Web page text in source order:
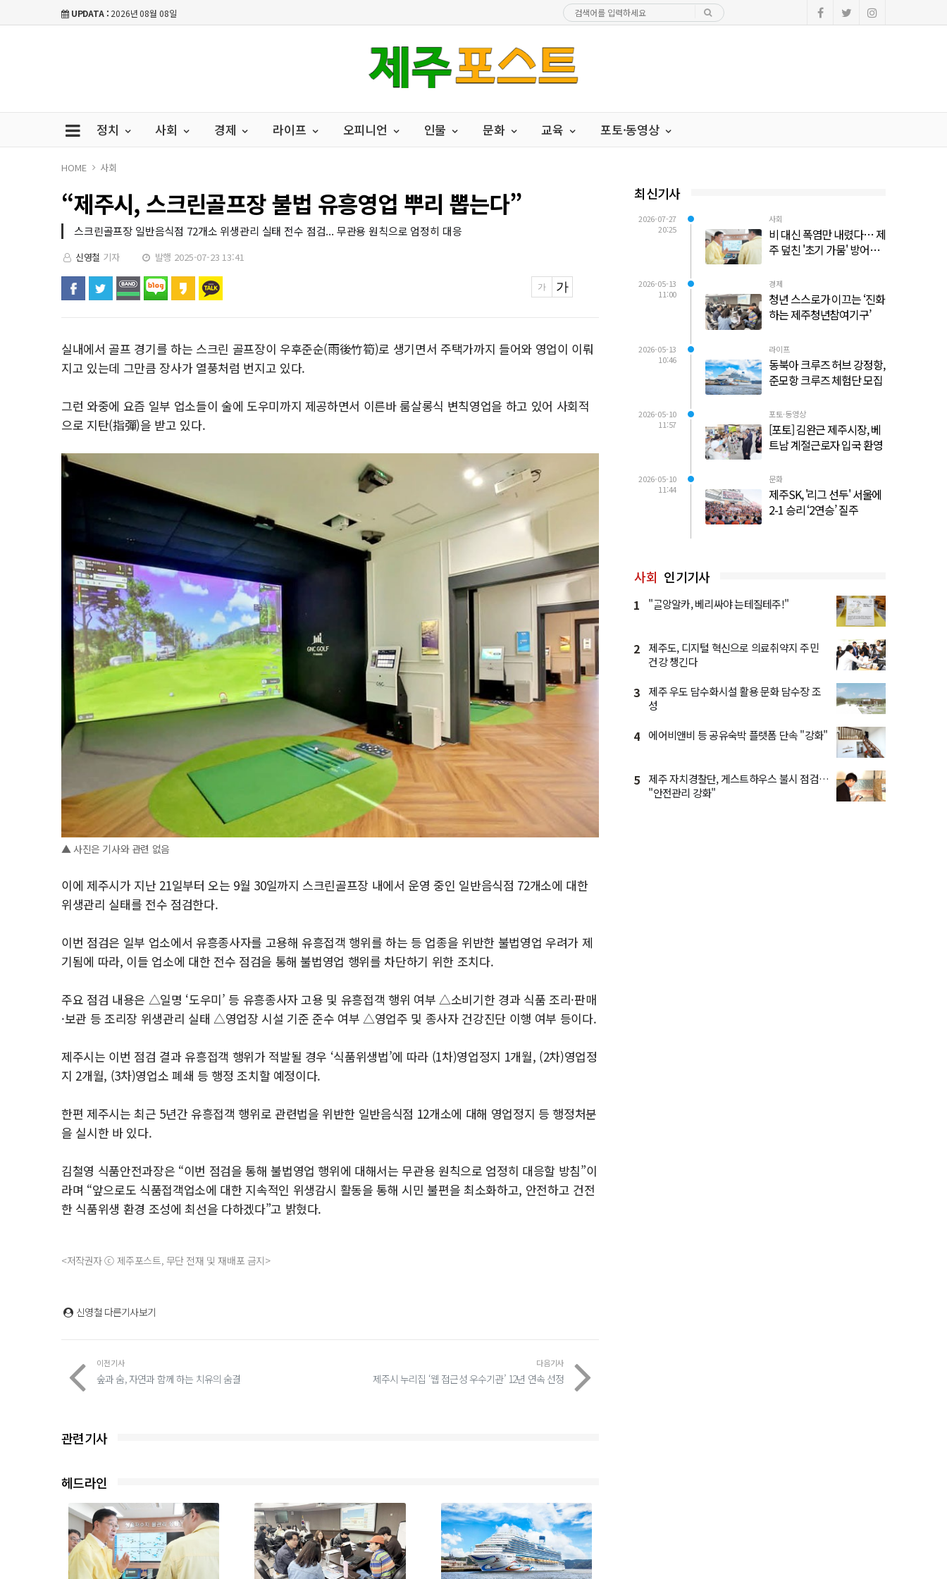
UPDATA : 2026년 08월 08일
정치 사회 경제 라이프 오피니언 인물 문화 교육 포토·동영상
HOME 사회
“제주시, 스크린골프장 불법 유흥영업 뿌리 뽑는다”
스크린골프장 일반음식점 72개소 위생관리 실태 전수 점검... 무관용 원칙으로 엄정히 대응
신영철 기자 발행 2025-07-23 13:41
실내에서 골프 경기를 하는 스크린 골프장이 우후준순(雨後竹筍)로 생기면서 주택가까지 들어와 영업이 이뤄
지고 있는데 그만큼 장사가 열풍처럼 번지고 있다.
그런 와중에 요즘 일부 업소들이 술에 도우미까지 제공하면서 이른바 룸살롱식 변칙영업을 하고 있어 사회적
으로 지탄(指彈)을 받고 있다.
▲ 사진은 기사와 관련 없음
이에 제주시가 지난 21일부터 오는 9월 30일까지 스크린골프장 내에서 운영 중인 일반음식점 72개소에 대한
위생관리 실태를 전수 점검한다.
이번 점검은 일부 업소에서 유흥종사자를 고용해 유흥접객 행위를 하는 등 업종을 위반한 불법영업 우려가 제
기됨에 따라, 이들 업소에 대한 전수 점검을 통해 불법영업 행위를 차단하기 위한 조치다.
주요 점검 내용은 △일명 ‘도우미’ 등 유흥종사자 고용 및 유흥접객 행위 여부 △소비기한 경과 식품 조리·판매
·보관 등 조리장 위생관리 실태 △영업장 시설 기준 준수 여부 △영업주 및 종사자 건강진단 이행 여부 등이다.
제주시는 이번 점검 결과 유흥접객 행위가 적발될 경우 ‘식품위생법’에 따라 (1차)영업정지 1개월, (2차)영업정
지 2개월, (3차)영업소 폐쇄 등 행정 조치할 예정이다.
한편 제주시는 최근 5년간 유흥접객 행위로 관련법을 위반한 일반음식점 12개소에 대해 영업정지 등 행정처분
을 실시한 바 있다.
김철영 식품안전과장은 “이번 점검을 통해 불법영업 행위에 대해서는 무관용 원칙으로 엄정히 대응할 방침”이
라며 “앞으로도 식품접객업소에 대한 지속적인 위생감시 활동을 통해 시민 불편을 최소화하고, 안전하고 건전
한 식품위생 환경 조성에 최선을 다하겠다”고 밝혔다.
<저작권자 ⓒ 제주포스트, 무단 전재 및 재배포 금지>
신영철 다른기사보기
이전기사
숲과 숨, 자연과 함께 하는 치유의 숨결
다음기사
제주시 누리집 ‘웹 접근성 우수기관’ 12년 연속 선정
관련기사
헤드라인
최신기사
2026-07-27
20:25
사회
비 대신 폭염만 내렸다… 제
주 덮친 '초기 가뭄' 방어선
2026-05-13
11:00
경제
청년 스스로가 이끄는 ‘진화
하는 제주청년참여기구’
2026-05-13
10:46
라이프
동북아 크루즈 허브 강정항,
준모항 크루즈 체험단 모집
2026-05-10
11:57
포토·동영상
[포토] 김완근 제주시장, 베
트남 계절근로자 입국 환영
2026-05-10
11:44
문화
제주SK, '리그 선두' 서울에
2-1 승리 ‘2연승’ 질주
사회 인기기사
1 "ᄀᆞᆯ앙알카, 베리싸야 는테질테주!"
2
제주도, 디지털 혁신으로 의료취약지 주민
건강 챙긴다
3
제주 우도 담수화시설 활용 문화 담수장 조
성
4 에어비앤비 등 공유숙박 플랫폼 단속 "강화"
5
제주 자치경찰단, 게스트하우스 불시 점검…
"안전관리 강화"